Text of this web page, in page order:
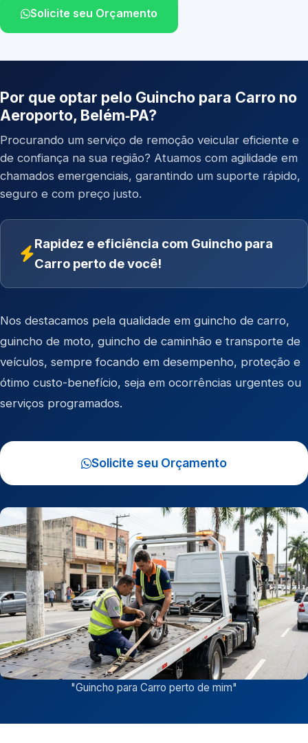
Solicite seu Orçamento
Por que optar pelo Guincho para Carro no
Aeroporto, Belém‑PA?
Procurando um serviço de remoção veicular eficiente e
de confiança na sua região? Atuamos com agilidade em
chamados emergenciais, garantindo um suporte rápido,
seguro e com preço justo.
Rapidez e eficiência com Guincho para
Carro perto de você!
Nos destacamos pela qualidade em guincho de carro,
guincho de moto, guincho de caminhão e transporte de
veículos, sempre focando em desempenho, proteção e
ótimo custo-benefício, seja em ocorrências urgentes ou
serviços programados.
Solicite seu Orçamento
"Guincho para Carro perto de mim"